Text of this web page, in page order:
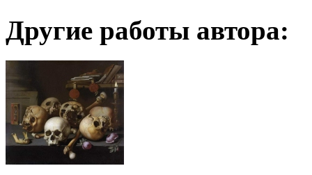
Другие работы автора: